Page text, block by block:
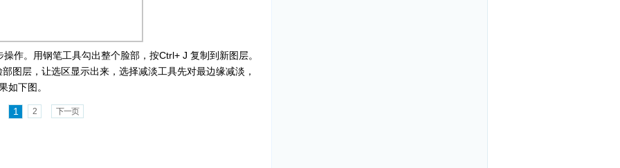
作。用钢笔工具勾出整个脸部，按Ctrl+ J 复制到新图层。
图层，让选区显示出来，选择减淡工具先对最边缘减淡，
如下图。
1 2 下一页